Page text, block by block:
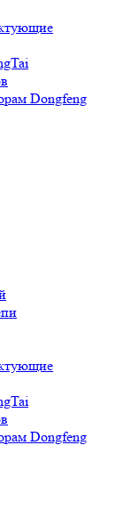
Dongfeng
Dongfeng